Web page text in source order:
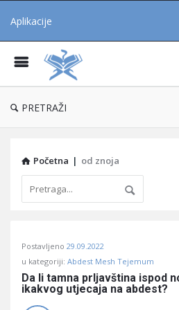
Aplikacije
PRETRAŽI
Početna | od znoja
Učene
Latest
Postavljeno 29.09.2022
u kategoriji: Abdest Mesh Tejemum
Da li tamna prljavština ispod
ikakvog utjecaja na abdest?